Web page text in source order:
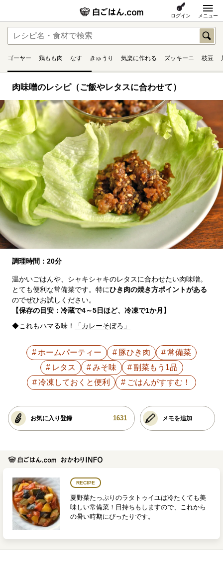
ログイン メニュー
ゴーヤー 鶏もも肉 なす きゅうり 気楽に作れる ズッキーニ 枝豆
肉味噌のレシピ（ご飯やレタスに合わせて）
調理時間：20分
温かいごはんや、シャキシャキのレタスに合わせたい肉味噌。
とても便利な常備菜です。特にひき肉の焼き方ポイントがある
のでぜひお試しください。
【保存の目安：冷蔵で4～5日ほど、冷凍で1か月】
◆これもハマる味！
「カレーそぼろ」
ホームパーティー 豚ひき肉
常備菜
レタス
みそ味
副菜もう1品
冷凍しておくと便利
ごはんがすすむ！
お気に入り登録 1631 メモを追加
RECIPE
夏野菜たっぷりのラタトゥイユは冷たくても美
味しい常備菜！日持ちもしますので、これから
の暑い時期にぴったりです。